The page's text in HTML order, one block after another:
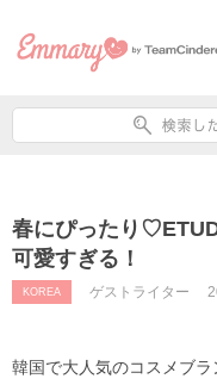
春にぴったり
可愛すぎる！
KOREA ゲストライター
韓国で大人気のコスメブラ